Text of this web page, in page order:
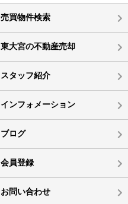
売買物件検索
東大宮の不動産売却
スタッフ紹介
インフォメーション
ブログ
会員登録
お問い合わせ